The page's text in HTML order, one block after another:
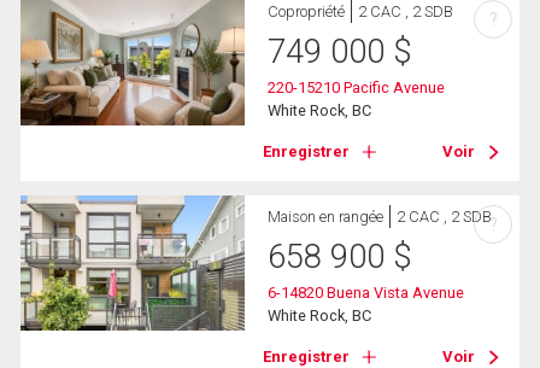
Copropriété 2 CAC , 2 SDB
749 000 $
220-15210 Pacific Avenue
White Rock, BC
Enregistrer Voir
?
Maison en rangée 2 CAC , 2 SDB
658 900 $
6-14820 Buena Vista Avenue
White Rock, BC
Enregistrer Voir
?